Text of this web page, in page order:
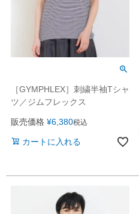
［GYMPHLEX］刺繍半袖Tシャ
ツ／ジムフレックス
販売価格 ¥6,380税込
カートに入れる